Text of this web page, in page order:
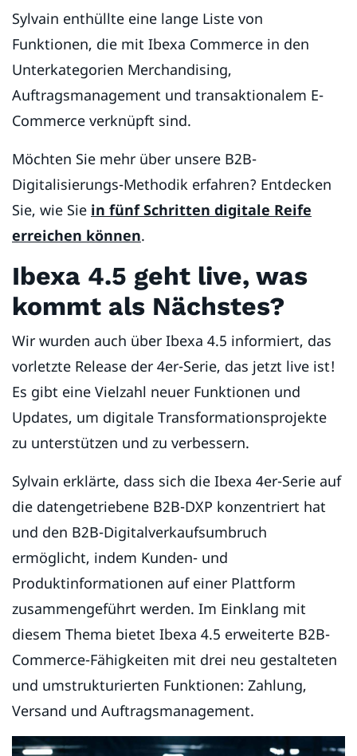
Sylvain enthüllte eine lange Liste von
Funktionen, die mit Ibexa Commerce in den
Unterkategorien Merchandising,
Auftragsmanagement und transaktionalem E-
Commerce verknüpft sind.
Möchten Sie mehr über unsere B2B-
Digitalisierungs-Methodik erfahren? Entdecken
Sie, wie Sie in fünf Schritten digitale Reife
erreichen können.
Ibexa 4.5 geht live, was
kommt als Nächstes?
Wir wurden auch über Ibexa 4.5 informiert, das
vorletzte Release der 4er-Serie, das jetzt live ist!
Es gibt eine Vielzahl neuer Funktionen und
Updates, um digitale Transformationsprojekte
zu unterstützen und zu verbessern.
Sylvain erklärte, dass sich die Ibexa 4er-Serie auf
die datengetriebene B2B-DXP konzentriert hat
und den B2B-Digitalverkaufsumbruch
ermöglicht, indem Kunden- und
Produktinformationen auf einer Plattform
zusammengeführt werden. Im Einklang mit
diesem Thema bietet Ibexa 4.5 erweiterte B2B-
Commerce-Fähigkeiten mit drei neu gestalteten
und umstrukturierten Funktionen: Zahlung,
Versand und Auftragsmanagement.